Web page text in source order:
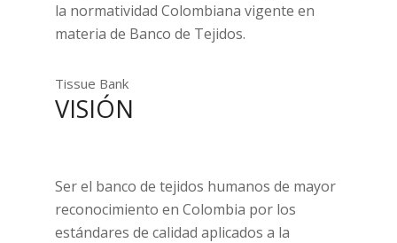
la normatividad Colombiana vigente en
materia de Banco de Tejidos.
Tissue Bank
VISIÓN
Ser el banco de tejidos humanos de mayor
reconocimiento en Colombia por los
estándares de calidad aplicados a la